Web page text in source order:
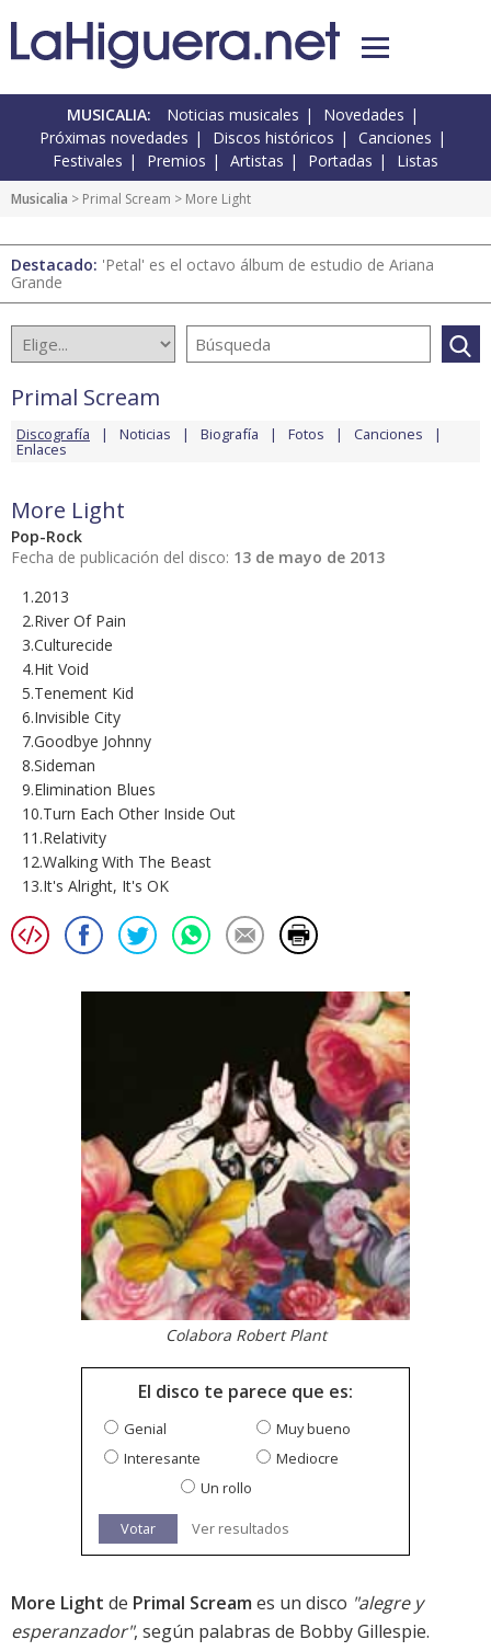
MUSICALIA: Noticias musicales
Novedades
Próximas novedades
Discos históricos
Canciones
Festivales
Premios Artistas Portadas Listas
Musicalia > Primal Scream > More Light
Destacado: 'Petal' es el octavo álbum de estudio de Ariana
Grande
Primal Scream
Discografía Noticias Biografía Fotos Canciones
Enlaces
More Light
Pop-Rock
Fecha de publicación del disco: 13 de mayo de 2013
1.2013
2.River Of Pain
3.Culturecide
4.Hit Void
5.Tenement Kid
6.Invisible City
7.Goodbye Johnny
8.Sideman
9.Elimination Blues
10.Turn Each Other Inside Out
11.Relativity
12.Walking With The Beast
13.It's Alright, It's OK
Colabora Robert Plant
El disco te parece que es:
Genial
Muy bueno
Interesante
Mediocre
Un rollo
Votar Ver resultados
More Light de Primal Scream es un disco "alegre y
esperanzador", según palabras de Bobby Gillespie.